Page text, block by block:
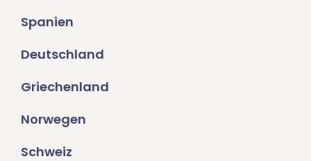
Spanien
Deutschland
Griechenland
Norwegen
Schweiz